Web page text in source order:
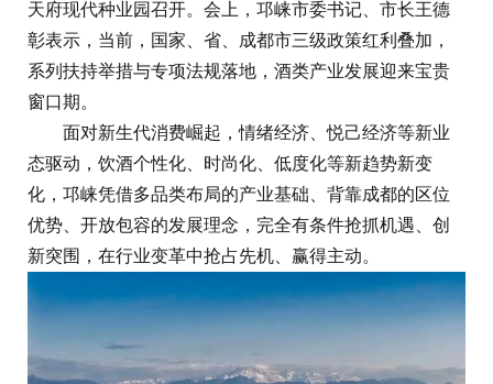
天府现代种业园召开。会上，邛崃市委书记、市长王德
彰表示，当前，国家、省、成都市三级政策红利叠加，
系列扶持举措与专项法规落地，酒类产业发展迎来宝贵
窗口期。
面对新生代消费崛起，情绪经济、悦己经济等新业
态驱动，饮酒个性化、时尚化、低度化等新趋势新变
化，邛崃凭借多品类布局的产业基础、背靠成都的区位
优势、开放包容的发展理念，完全有条件抢抓机遇、创
新突围，在行业变革中抢占先机、赢得主动。